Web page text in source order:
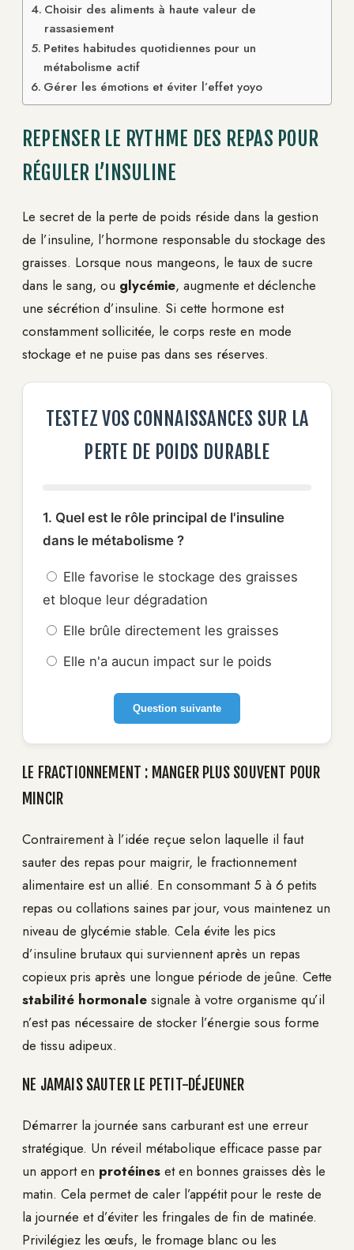
Choisir des aliments à haute valeur de
rassasiement
Petites habitudes quotidiennes pour un
métabolisme actif
Gérer les émotions et éviter l’effet yoyo
REPENSER LE RYTHME DES REPAS POUR
RÉGULER L’INSULINE
Le secret de la perte de poids réside dans la gestion
de l’insuline, l’hormone responsable du stockage des
graisses. Lorsque nous mangeons, le taux de sucre
dans le sang, ou glycémie, augmente et déclenche
une sécrétion d’insuline. Si cette hormone est
constamment sollicitée, le corps reste en mode
stockage et ne puise pas dans ses réserves.
TESTEZ VOS CONNAISSANCES SUR LA
PERTE DE POIDS DURABLE
1. Quel est le rôle principal de l'insuline
dans le métabolisme ?
Elle favorise le stockage des graisses
et bloque leur dégradation
Elle brûle directement les graisses
Elle n'a aucun impact sur le poids
Question suivante
LE FRACTIONNEMENT : MANGER PLUS SOUVENT POUR
MINCIR
Contrairement à l’idée reçue selon laquelle il faut
sauter des repas pour maigrir, le fractionnement
alimentaire est un allié. En consommant 5 à 6 petits
repas ou collations saines par jour, vous maintenez un
niveau de glycémie stable. Cela évite les pics
d’insuline brutaux qui surviennent après un repas
copieux pris après une longue période de jeûne. Cette
stabilité hormonale signale à votre organisme qu’il
n’est pas nécessaire de stocker l’énergie sous forme
de tissu adipeux.
NE JAMAIS SAUTER LE PETIT-DÉJEUNER
Démarrer la journée sans carburant est une erreur
stratégique. Un réveil métabolique efficace passe par
un apport en protéines et en bonnes graisses dès le
matin. Cela permet de caler l’appétit pour le reste de
la journée et d’éviter les fringales de fin de matinée.
Privilégiez les œufs, le fromage blanc ou les